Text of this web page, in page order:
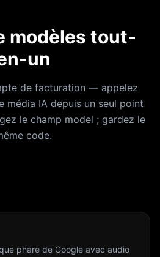
modèles tout-
un
de facturation — appelez
média IA depuis un seul point
le champ model ; gardez le
code.
phare de Google avec audio